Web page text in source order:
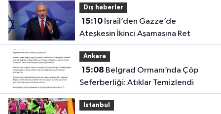
Dış haberler
15:10İsrail’den Gazze’de
Ateşkesin İkinci Aşamasına Ret
Ankara
15:08
Seferberliği: Atıklar Temizlendi
Istanbul